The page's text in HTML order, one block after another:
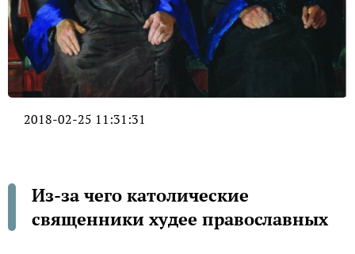
2018-02-25 11:31:31
Из-за чего католические
священники худее православных